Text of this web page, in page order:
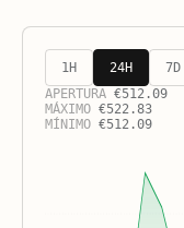
1H 24H 7D
APERTURA €512.09
MÁXIMO €522.83
MÍNIMO €512.09